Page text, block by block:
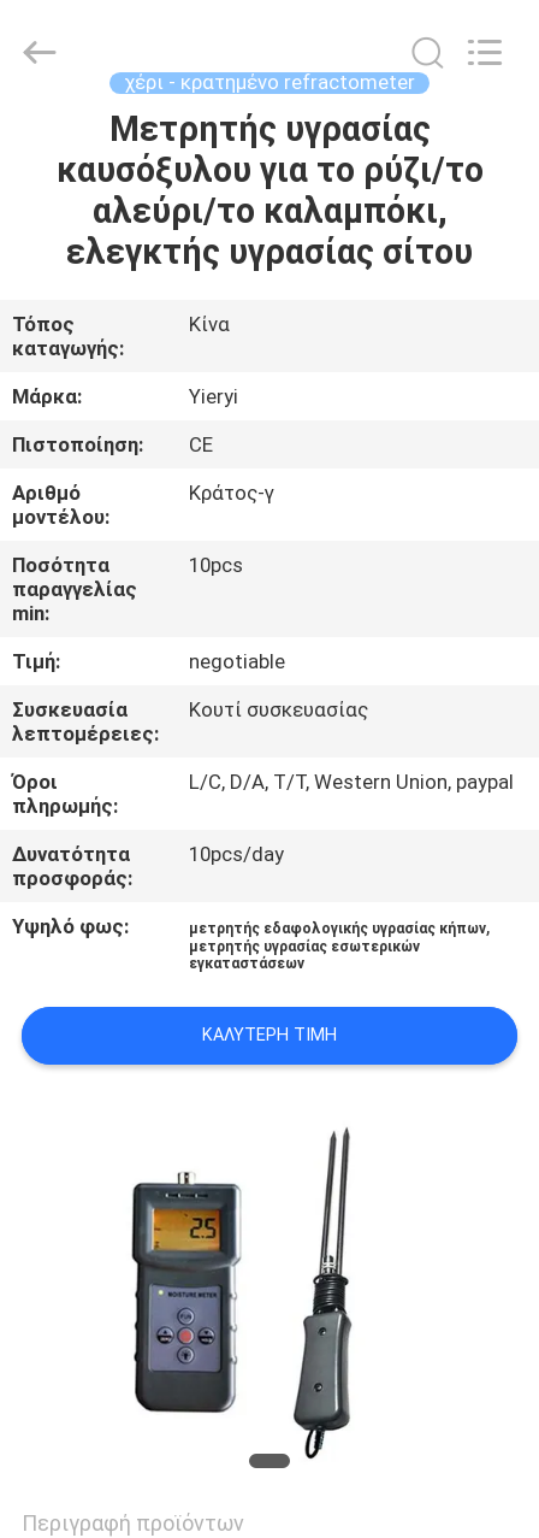
ΑΡΧΙΚΉ
ΣΕΛΊΔΑ
ΠΡΟΪΌΝΤΑ
ΣΧΕΤΙΚΆ
ΜΕ
ΕΜΆΣ
ΓΎΡΟΣ
ΕΡΓΟΣΤΑΣΊΩΝ
ΠΟΙΟΤΙΚΌΣ
ΈΛΕΓΧΟΣ
ΕΠΑΦΉ
ΝΈΑ
ΌΛΕΣ
ΟΙ
ΠΕΡΙΠΤΏΣΕΙΣ
SITEMAP
Technology
χέρι - κρατημένο refractometer
Μετρητής υγρασίας
καυσόξυλου για το ρύζι/το
αλεύρι/το καλαμπόκι,
ελεγκτής υγρασίας σίτου
Τόπος
καταγωγής:
Κίνα
Μάρκα:
Yieryi
Πιστοποίηση:
CE
Αριθμό
μοντέλου:
Κράτος-γ
Ποσότητα
παραγγελίας
min:
10pcs
Τιμή:
negotiable
Συσκευασία
λεπτομέρειες:
Κουτί συσκευασίας
Όροι
πληρωμής:
L/C, D/A, T/T, Western Union, paypal
Δυνατότητα
προσφοράς:
10pcs/day
Υψηλό φως: μετρητής εδαφολογικής υγρασίας κήπων,
μετρητής υγρασίας εσωτερικών
εγκαταστάσεων
ΚΑΛΎΤΕΡΗ ΤΙΜΉ
Περιγραφή προϊόντων